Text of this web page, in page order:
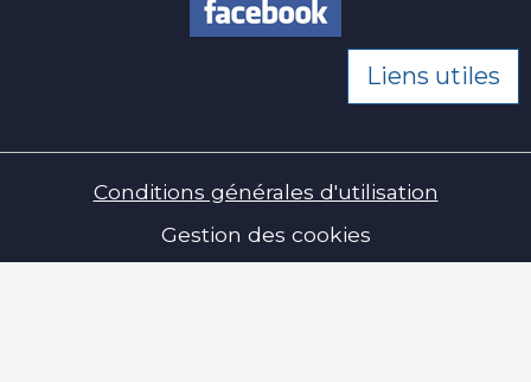
Liens utiles
Conditions générales d'utilisation
Gestion des cookies